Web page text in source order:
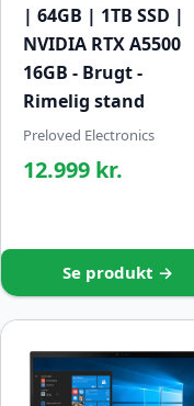
| 64GB | 1TB SSD |
NVIDIA RTX A5500
16GB - Brugt -
Rimelig stand
Preloved Electronics
12.999 kr.
Se produkt →